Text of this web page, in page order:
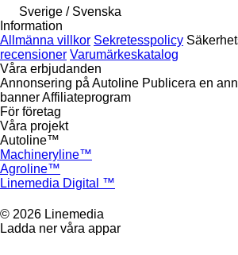
Sverige / Svenska
Information
Allmänna villkor Sekretesspolicy
recensioner Varumärkeskatalog
Våra erbjudanden
Annonsering på Autoline Publicera en
bannerAffiliateprogram
För företag
Våra projekt
Autoline™
Machineryline™
Agroline™
Linemedia Digital ™
© 2026 Linemedia
Ladda ner våra appar